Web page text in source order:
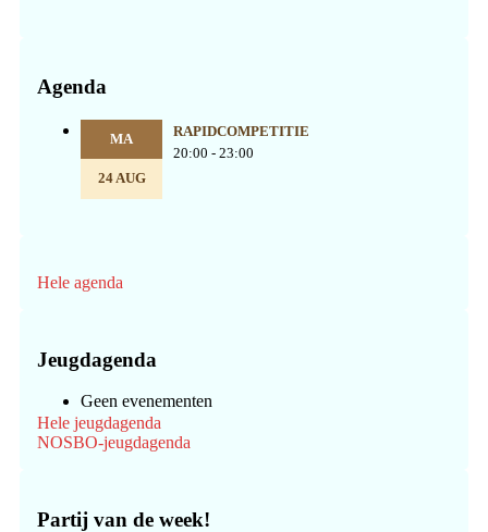
Agenda
MA
24 AUG
RAPIDCOMPETITIE
20:00 - 23:00
Hele agenda
Jeugdagenda
Geen evenementen
Hele jeugdagenda
NOSBO-jeugdagenda
Partij van de week!